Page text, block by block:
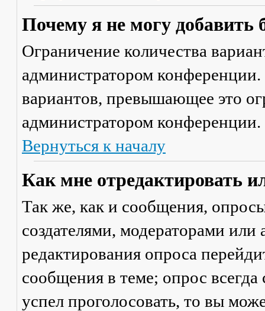
Почему я не могу добавить
Ограничение количества
администратором
вариантов, превышающее это
администратором конференции.
Вернуться к началу
Как мне отредактировать
Так же, как и сообщения,
создателями, модераторами
редактирования опроса
сообщения в теме; опрос
успел проголосовать, то вы